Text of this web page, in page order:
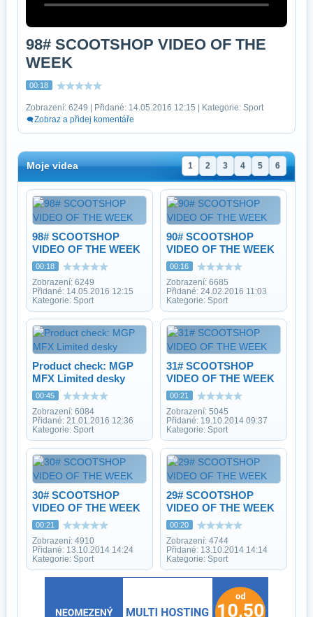
98# SCOOTSHOP VIDEO OF THE
WEEK
00:18
Zobrazení: 6249 | Přidané: 14.05.2016 12:15 | Kategorie: Sport
Zobraz a přidej komentáře
Moje videa 1 2 3 4 5 6
98# SCOOTSHOP
VIDEO OF THE WEEK
00:18
Zobrazení: 6249
Přidané: 14.05.2016 12:15
Kategorie: Sport
90# SCOOTSHOP
VIDEO OF THE WEEK
00:16
Zobrazení: 6685
Přidané: 24.02.2016 11:03
Kategorie: Sport
Product check: MGP
MFX Limited desky
00:45
Zobrazení: 6084
Přidané: 21.01.2016 12:36
Kategorie: Sport
31# SCOOTSHOP
VIDEO OF THE WEEK
00:21
Zobrazení: 5045
Přidané: 19.10.2014 09:37
Kategorie: Sport
30# SCOOTSHOP
VIDEO OF THE WEEK
00:21
Zobrazení: 4910
Přidané: 13.10.2014 14:24
Kategorie: Sport
29# SCOOTSHOP
VIDEO OF THE WEEK
00:20
Zobrazení: 4744
Přidané: 13.10.2014 14:14
Kategorie: Sport